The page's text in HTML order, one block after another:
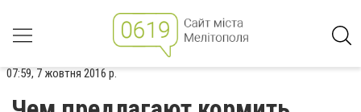
07:59, 7 жовтня 2016 р.